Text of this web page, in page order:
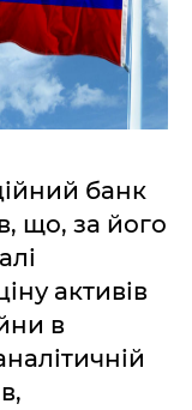
банк
що, за його
активів
в